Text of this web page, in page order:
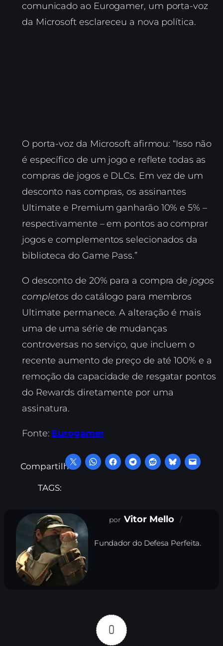
comunicado ao Eurogamer, um porta-voz
da Microsoft esclareceu a nova política.
O porta-voz da Microsoft afirmou: “Isso não
é específico de um jogo e reflete todas as
compras de jogos e DLCs. Em vez de um
desconto nas compras, os assinantes
Ultimate e Premium ganharão 10% e 5% –
respectivamente – em pontos ao comprar
jogos e complementos selecionados da
biblioteca do Game Pass.”
O desconto de 20% para a compra de jogos
completos do catálogo para membros
Ultimate permanece. A alteração é mais
uma de uma série de mudanças
controversas no serviço, que incluem o
recente aumento de preço de até 100% e a
remoção da capacidade de resgatar pontos
do Rewards diretamente por uma
assinatura.
Fonte: Eurogamer
Compartilhe:
TAGS:
Vitor Mello
Fundador do Defesa Perfeita.
0